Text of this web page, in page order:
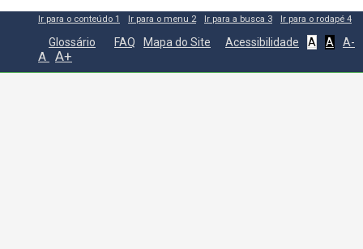
Ir para o conteúdo 1 Ir para o menu 2 Ir para a busca 3 Ir para o rodapé 4
Glossário FAQ Mapa do Site Acessibilidade A A A-
A A+